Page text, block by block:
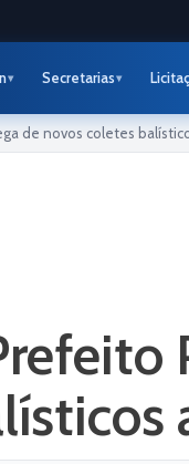
Secretarias
de novos coletes